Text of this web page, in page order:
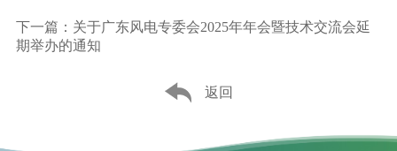
下一篇：关于广东风电专委会2025年年会暨技术交流会延
期举办的通知
返回